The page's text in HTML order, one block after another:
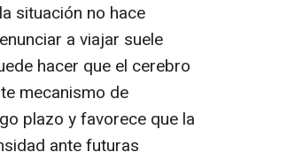
situación no hace
a viajar suele
hacer que el cerebro
mecanismo de
plazo y favorece que la
ante futuras